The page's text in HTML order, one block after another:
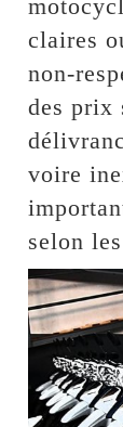
claires
non-
des prix
voire
selon